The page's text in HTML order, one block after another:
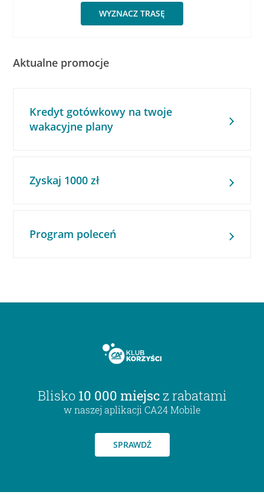
WYZNACZ TRASĘ
Aktualne promocje
Kredyt gotówkowy na twoje
wakacyjne plany
Zyskaj 1000 zł
Program poleceń
Blisko 10 000 miejsc z rabatami
w naszej aplikacji CA24 Mobile
SPRAWDŹ